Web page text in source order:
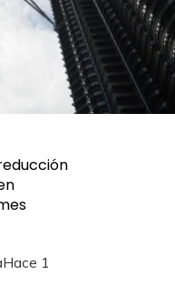
Hace 1